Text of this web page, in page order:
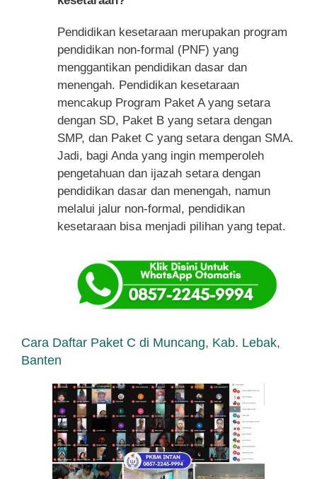
Pendidikan kesetaraan merupakan program
pendidikan non-formal (PNF) yang
menggantikan pendidikan dasar dan
menengah. Pendidikan kesetaraan
mencakup Program Paket A yang setara
dengan SD, Paket B yang setara dengan
SMP, dan Paket C yang setara dengan SMA.
Jadi, bagi Anda yang ingin memperoleh
pengetahuan dan ijazah setara dengan
pendidikan dasar dan menengah, namun
melalui jalur non-formal, pendidikan
kesetaraan bisa menjadi pilihan yang tepat.
Cara Daftar Paket C di Muncang, Kab. Lebak,
Banten